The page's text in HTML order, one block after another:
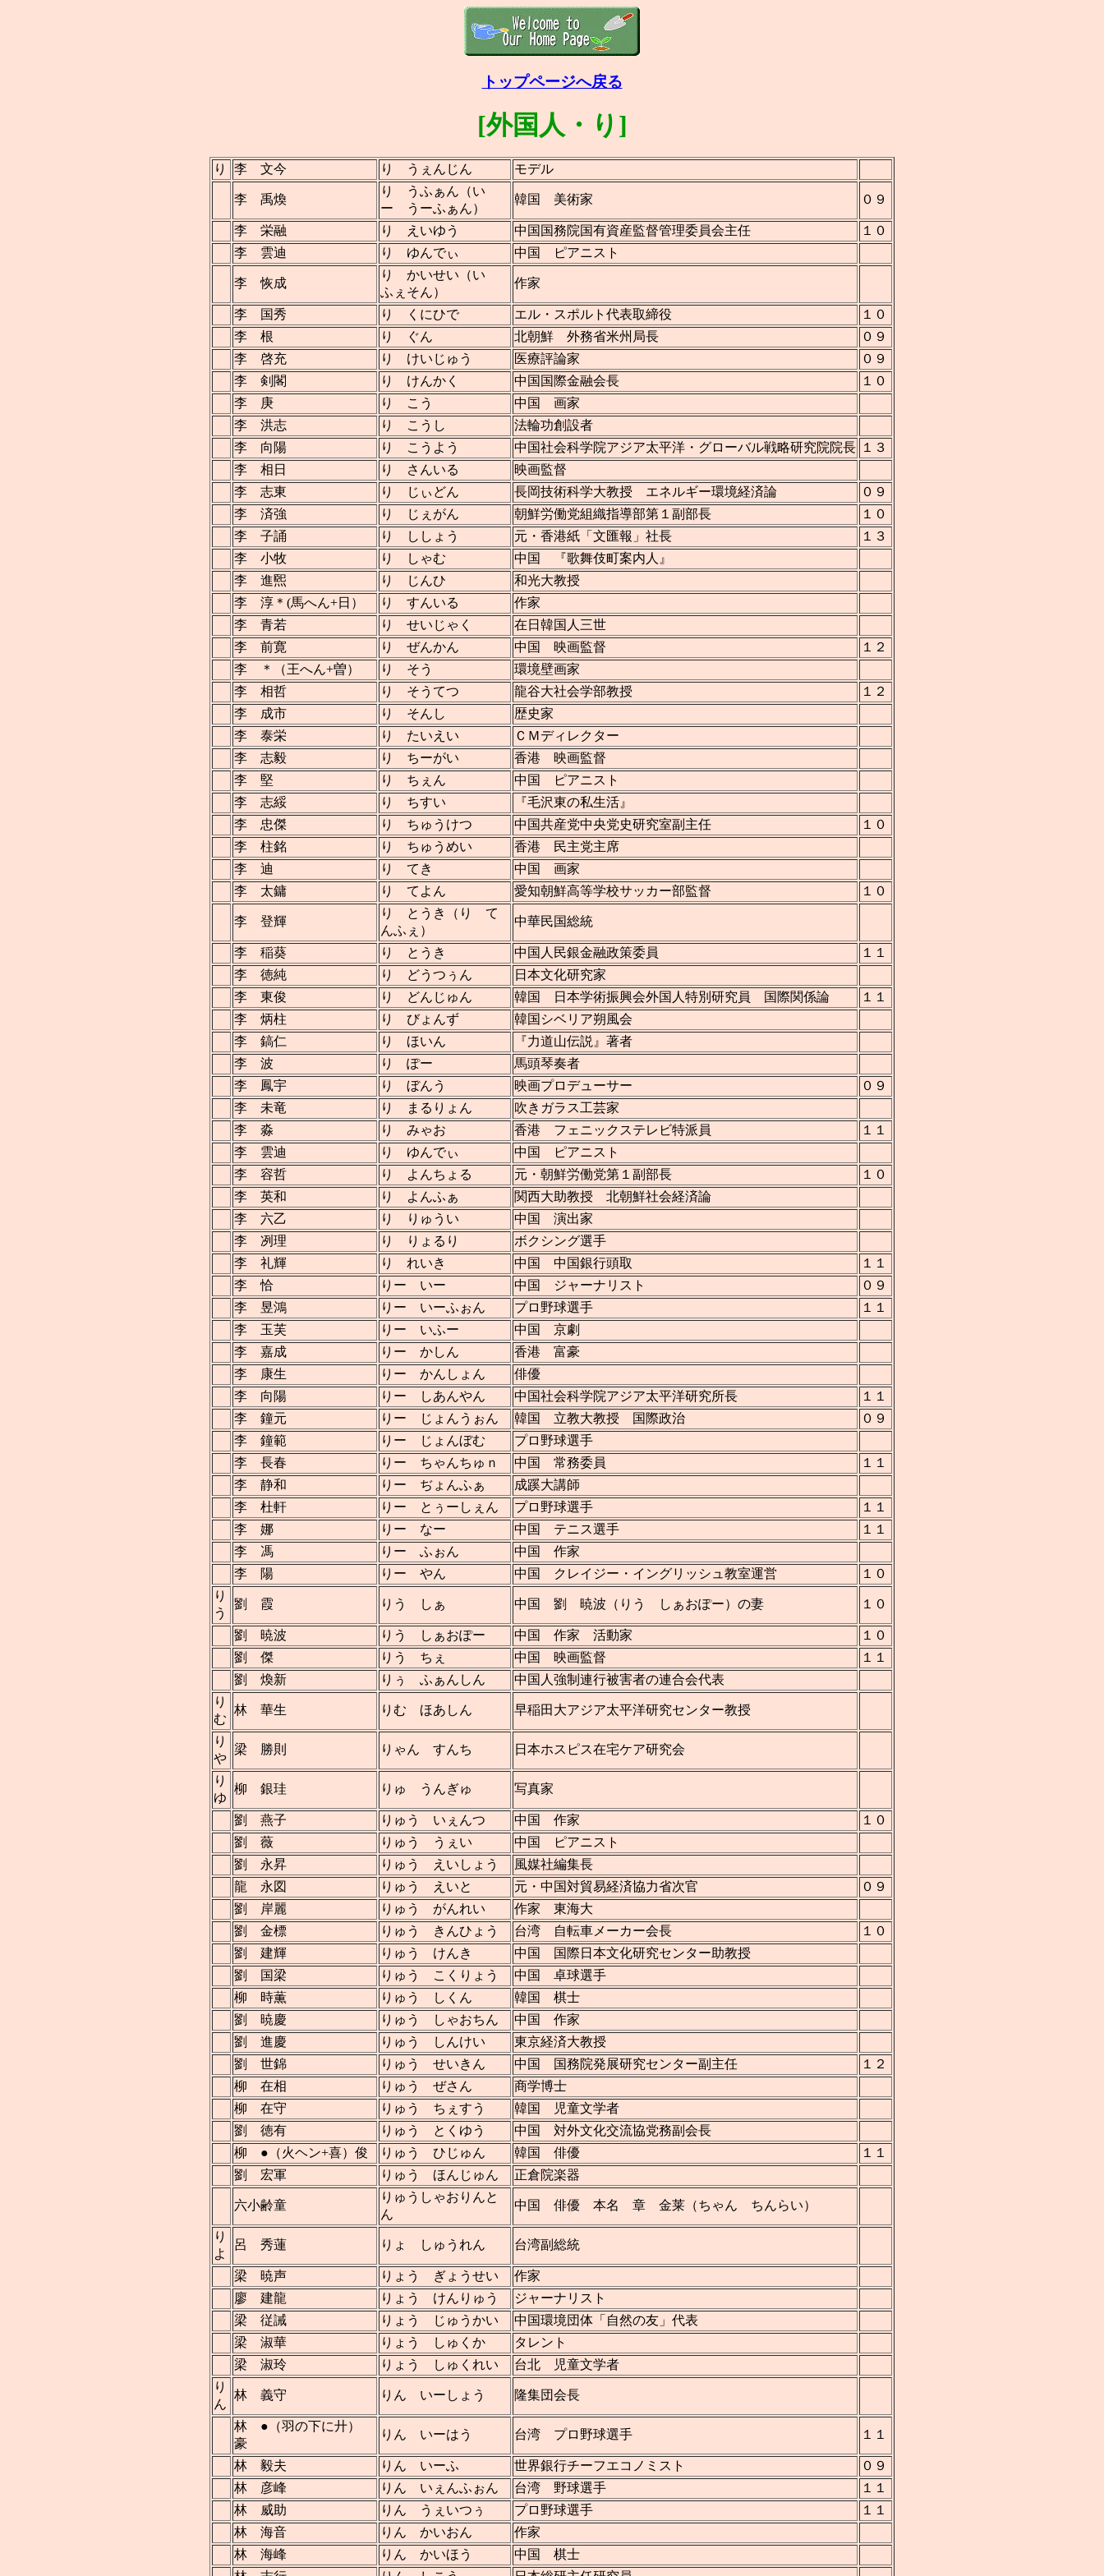
トップページへ戻る
[外国人・り]
り 李 文今 り うぇんじん モデル
李 禹煥
り うふぁん（い
ー うーふぁん）
韓国 美術家 ０９
李 栄融 り えいゆう 中国国務院国有資産監督管理委員会主任
１０
李 雲迪
り ゆんでぃ 中国 ピアニスト
李 恢成
り かいせい（い
ふぇそん）
作家
李 国秀 り くにひで エル・スポルト代表取締役
１０
李 根
り ぐん 北朝鮮 外務省米州局長
０９
李 啓充
り けいじゅう 医療評論家
０９
李 剣閣
り けんかく 中国国際金融会長
１０
李 庚
り こう
中国 画家
李 洪志
り こうし
法輪功創設者
李 向陽
り こうよう 中国社会科学院アジア太平洋・グローバル戦略研究院院長 １３
李 相日
り さんいる
映画監督
李 志東
り じぃどん 長岡技術科学大教授 エネルギー環境経済論
０９
李 済強
り じぇがん 朝鮮労働党組織指導部第１副部長
１０
李 子誦
り ししょう 元・香港紙「文匯報」社長
１３
李 小牧
り しゃむ
中国 『歌舞伎町案内人』
李 進煕
り じんひ
和光大教授
李 淳＊(馬へん+日）
り すんいる
作家
李 青若
り せいじゃく
在日韓国人三世
李 前寛
り ぜんかん 中国 映画監督
１２
李 ＊（王へん+曽）
り そう
環境壁画家
李 相哲
り そうてつ 龍谷大社会学部教授
１２
李 成市
り そんし
歴史家
李 泰栄
り たいえい
ＣＭディレクター
李 志毅
り ちーがい
香港 映画監督
李 堅
り ちぇん
中国 ピアニスト
李 志綏
り ちすい
『毛沢東の私生活』
李 忠傑
り ちゅうけつ 中国共産党中央党史研究室副主任
１０
李 柱銘
り ちゅうめい
香港 民主党主席
李 迪
り てき
中国 画家
李 太鏞
り てよん 愛知朝鮮高等学校サッカー部監督 １０
李 登輝
り とうき（り て
んふぇ）
中華民国総統
李 稲葵 り とうき 中国人民銀金融政策委員
１１
李 徳純
り どうつぅん
日本文化研究家
李 東俊
り どんじゅん 韓国 日本学術振興会外国人特別研究員 国際関係論
１１
李 炳柱
り びょんず
韓国シベリア朔風会
李 鎬仁
り ほいん
『力道山伝説』著者
李 波
り ぽー
馬頭琴奏者
李 鳳宇
り ぼんう 映画プロデューサー
０９
李 未竜
り まるりょん
吹きガラス工芸家
李 淼
り みゃお 香港 フェニックステレビ特派員
１１
李 雲迪
り ゆんでぃ
中国 ピアニスト
李 容哲
り よんちょる 元・朝鮮労働党第１副部長
１０
李 英和
り よんふぁ
関西大助教授 北朝鮮社会経済論
李 六乙
り りゅうい
中国 演出家
李 冽理
り りょるり
ボクシング選手
李 礼輝
り れいき 中国 中国銀行頭取
１１
李 恰
りー いー 中国 ジャーナリスト
０９
李 昱鴻
りー いーふぉん プロ野球選手
１１
李 玉芙
りー いふー
中国 京劇
李 嘉成
りー かしん
香港 富豪
李 康生
りー かんしょん
俳優
李 向陽
りー しあんやん 中国社会科学院アジア太平洋研究所長
１１
李 鐘元
りー じょんうぉん 韓国 立教大教授 国際政治
０９
李 鐘範
りー じょんぼむ
プロ野球選手
李 長春
りー ちゃんちゅｎ 中国 常務委員
１１
李 静和
りー ぢょんふぁ
成蹊大講師
李 杜軒
りー とぅーしぇん プロ野球選手
１１
李 娜
りー なー 中国 テニス選手
１１
李 馮
りー ふぉん
中国 作家
李 陽
りー やん 中国 クレイジー・イングリッシュ教室運営
１０
り
う
劉 霞 りう しぁ 中国 劉 暁波（りう しぁおぽー）の妻 １０
劉 暁波 りう しぁおぽー 中国 作家 活動家
１０
劉 傑
りう ちぇ 中国 映画監督
１１
劉 煥新
りぅ ふぁんしん
中国人強制連行被害者の連合会代表
り
む
林 華生 りむ ほあしん 早稲田大アジア太平洋研究センター教授
り
や
梁 勝則 りゃん すんち 日本ホスピス在宅ケア研究会
り
ゆ
柳 銀珪 りゅ うんぎゅ 写真家
劉 燕子 りゅう いぇんつ 中国 作家
１０
劉 薇
りゅう うぇい
中国 ピアニスト
劉 永昇
りゅう えいしょう
風媒社編集長
龍 永図
りゅう えいと 元・中国対貿易経済協力省次官
０９
劉 岸麗
りゅう がんれい
作家 東海大
劉 金標
りゅう きんひょう 台湾 自転車メーカー会長
１０
劉 建輝
りゅう けんき
中国 国際日本文化研究センター助教授
劉 国梁
りゅう こくりょう
中国 卓球選手
柳 時薫
りゅう しくん
韓国 棋士
劉 暁慶
りゅう しゃおちん
中国 作家
劉 進慶
りゅう しんけい
東京経済大教授
劉 世錦
りゅう せいきん 中国 国務院発展研究センター副主任
１２
柳 在相
りゅう ぜさん
商学博士
柳 在守
りゅう ちぇすう
韓国 児童文学者
劉 徳有
りゅう とくゆう
中国 対外文化交流協党務副会長
柳 ●（火ヘン+喜）俊
りゅう ひじゅん 韓国 俳優
１１
劉 宏軍
りゅう ほんじゅん 正倉院楽器
六小齢童
りゅうしゃおりんと
ん
中国 俳優 本名 章 金莱（ちゃん ちんらい）
り
よ
呂 秀蓮 りょ しゅうれん 台湾副総統
梁 暁声 りょう ぎょうせい
作家
廖 建龍
りょう けんりゅう
ジャーナリスト
梁 従誡
りょう じゅうかい
中国環境団体「自然の友」代表
梁 淑華
りょう しゅくか
タレント
梁 淑玲
りょう しゅくれい
台北 児童文学者
り
ん
林 義守 りん いーしょう 隆集団会長
林 ●（羽の下に廾）
豪
りん いーはう 台湾 プロ野球選手 １１
林 毅夫 りん いーふ 世界銀行チーフエコノミスト
０９
林 彦峰
りん いぇんふぉん 台湾 野球選手
１１
林 威助
りん うぇいつぅ プロ野球選手
１１
林 海音
りん かいおん
作家
林 海峰
りん かいほう
中国 棋士